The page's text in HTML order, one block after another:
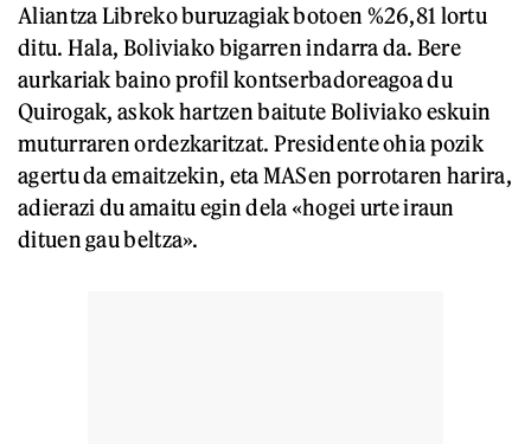
Aliantza Libreko buruzagiak botoen %26,81 lortu
ditu. Hala, Boliviako bigarren indarra da. Bere
aurkariak baino profil kontserbadoreagoa du
Quirogak, askok hartzen baitute Boliviako eskuin
muturraren ordezkaritzat. Presidente ohia pozik
agertu da emaitzekin, eta MASen porrotaren harira,
adierazi du amaitu egin dela «hogei urte iraun
dituen gau beltza».